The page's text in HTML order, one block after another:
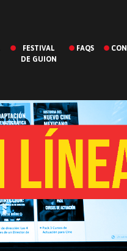
FESTIVAL
DE GUION
FAQS